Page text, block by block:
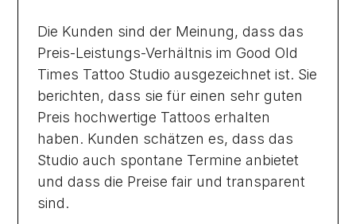
Die Kunden sind der Meinung, dass das
Preis-Leistungs-Verhältnis im Good Old
Times Tattoo Studio ausgezeichnet ist. Sie
berichten, dass sie für einen sehr guten
Preis hochwertige Tattoos erhalten
haben. Kunden schätzen es, dass das
Studio auch spontane Termine anbietet
und dass die Preise fair und transparent
sind.